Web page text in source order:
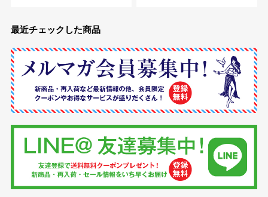
最近チェックした商品